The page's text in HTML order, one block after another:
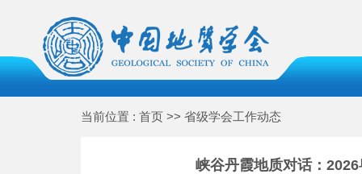
当前位置 : 首页 >> 省级学会工作动态
峡谷丹霞地质对话：